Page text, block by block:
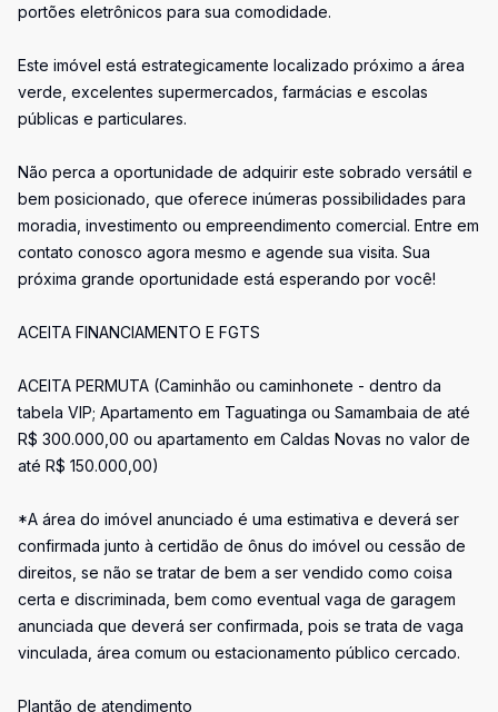
portões eletrônicos para sua comodidade.
Este imóvel está estrategicamente localizado próximo a área
verde, excelentes supermercados, farmácias e escolas
públicas e particulares.
Não perca a oportunidade de adquirir este sobrado versátil e
bem posicionado, que oferece inúmeras possibilidades para
moradia, investimento ou empreendimento comercial. Entre em
contato conosco agora mesmo e agende sua visita. Sua
próxima grande oportunidade está esperando por você!
ACEITA FINANCIAMENTO E FGTS
ACEITA PERMUTA (Caminhão ou caminhonete - dentro da
tabela VIP; Apartamento em Taguatinga ou Samambaia de até
R$ 300.000,00 ou apartamento em Caldas Novas no valor de
até R$ 150.000,00)
*A área do imóvel anunciado é uma estimativa e deverá ser
confirmada junto à certidão de ônus do imóvel ou cessão de
direitos, se não se tratar de bem a ser vendido como coisa
certa e discriminada, bem como eventual vaga de garagem
anunciada que deverá ser confirmada, pois se trata de vaga
vinculada, área comum ou estacionamento público cercado.
Plantão de atendimento